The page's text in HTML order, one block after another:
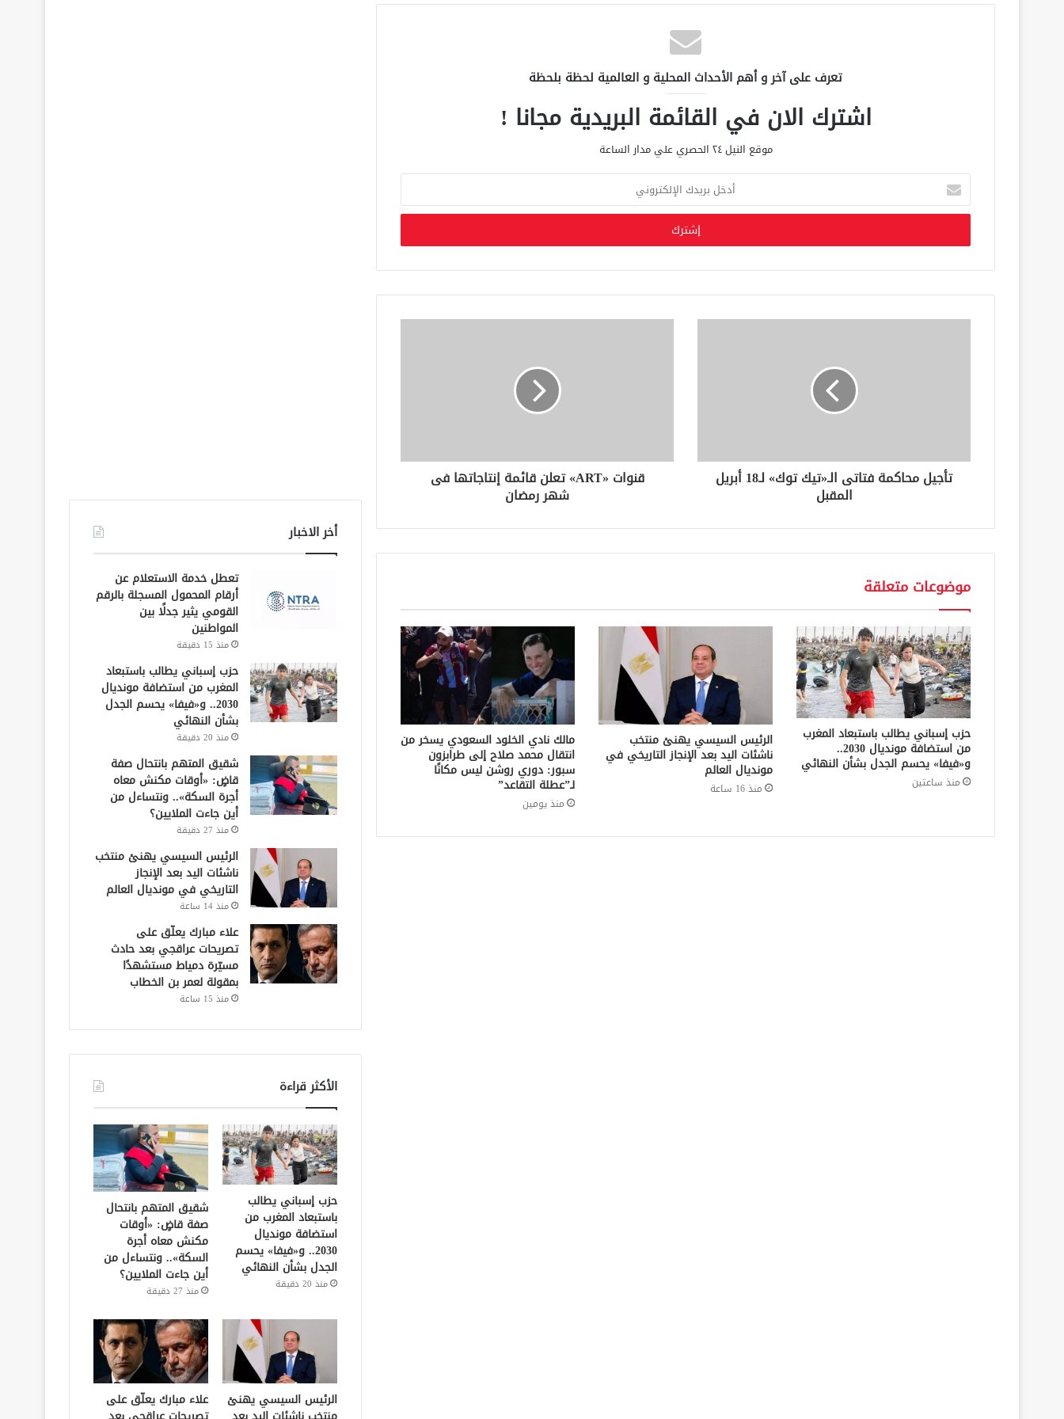
تعرف على آخر و أهم الأحداث المحلية و العالمية لحظة بلحظة
اشترك الان في القائمة البريدية مجانا !
موقع النيل ٢٤ الحصري علي مدار الساعة
خ
ب
ر
د
ك
ن
تأجيل محاكمة فتاتى الـ«تيك توك» لـ18 أبريل
المقبل
قنوات «ART» تعلن قائمة إنتاجاتها فى
شهر رمضان
موضوعات متعلقة
حزب إسباني يطالب باستبعاد المغرب
من استضافة مونديال 2030..
و«فيفا» يحسم الجدل بشأن النهائي
منذ ساعتين
الرئيس السيسي يهنئ منتخب
ناشئات اليد بعد الإنجاز التاريخي في
مونديال العالم
منذ 16 ساعة
مالك نادي الخلود السعودي يسخر من
انتقال محمد صلاح إلى طرابزون
سبور: دوري روشن ليس مكانًا
لـ”عطلة التقاعد”
منذ يومين
أخر الاخبار
تعطل خدمة الاستعلام عن
أرقام المحمول المسجلة بالرقم
القومي يثير جدلًا بين
المواطنين
منذ 15 دقيقة
حزب إسباني يطالب باستبعاد
المغرب من استضافة مونديال
2030.. و«فيفا» يحسم الجدل
بشأن النهائي
منذ 20 دقيقة
شقيق المتهم بانتحال صفة
قاضٍ: «أوقات مكنش معاه
أجرة السكة».. ونتساءل من
أين جاءت الملايين؟
منذ 27 دقيقة
الرئيس السيسي يهنئ منتخب
ناشئات اليد بعد الإنجاز
التاريخي في مونديال العالم
منذ 14 ساعة
علاء مبارك يعلّق على
تصريحات عراقجي بعد حادث
مسيّرة دمياط مستشهدًا
بمقولة لعمر بن الخطاب
منذ 15 ساعة
الأكثر قراءة
حزب إسباني يطالب
باستبعاد المغرب من
استضافة مونديال
2030.. و«فيفا» يحسم
الجدل بشأن النهائي
منذ 20 دقيقة
شقيق المتهم بانتحال
صفة قاضٍ: «أوقات
مكنش معاه أجرة
السكة».. ونتساءل من
أين جاءت الملايين؟
منذ 27 دقيقة
الرئيس السيسي يهنئ علاء مبارك يعلّق على